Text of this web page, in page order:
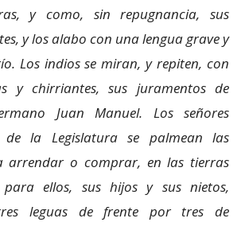
y como, sin repugnancia, sus
y los alabo con una lengua grave y
Los indios se miran, y repiten, con
y chirriantes, sus juramentos de
Juan Manuel. Los señores
de la Legislatura se palmean las
arrendar o comprar, en las tierras
ellos, sus hijos y sus nietos,
leguas de frente por tres de